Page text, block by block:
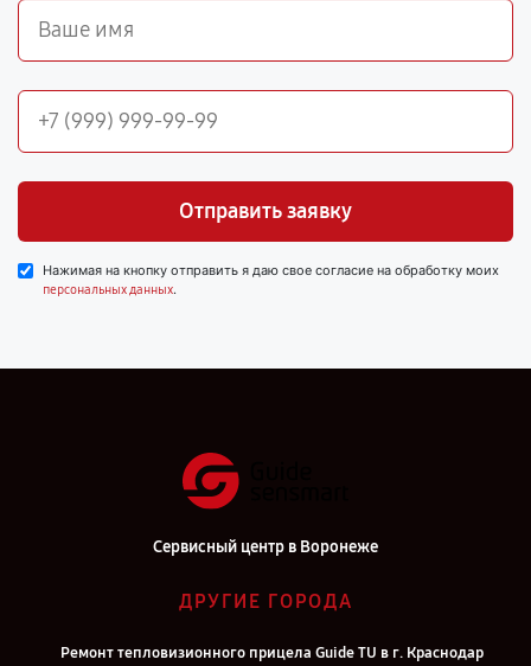
Отправить заявку
Нажимая на кнопку отправить я даю свое согласие на обработку моих
персональных данных.
Сервисный центр в Воронеже
ДРУГИЕ ГОРОДА
Ремонт тепловизионного прицела Guide TU в г. Краснодар